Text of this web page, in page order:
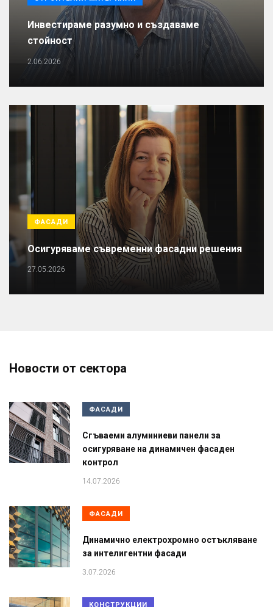
Инвестираме разумно и създаваме
стойност
2.06.2026
ФАСАДИ
Осигуряваме съвременни фасадни решения
27.05.2026
Новости от сектора
ФАСАДИ
Сгъваеми алуминиеви панели за
осигуряване на динамичен фасаден
контрол
14.07.2026
ФАСАДИ
Динамично електрохромно остъкляване
за интелигентни фасади
3.07.2026
КОНСТРУКЦИИ